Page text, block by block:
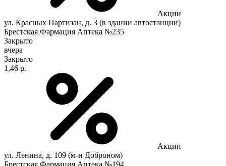
Акции
ул. Красных Партизан, д. 3 (в здании автостанции)
Брестская Фармация Аптека №235
Закрыто
вчера
Закрыто
1,46 р.
Акции
ул. Ленина, д. 109 (м-н Доброном)
Брестская Фармация Аптека №194